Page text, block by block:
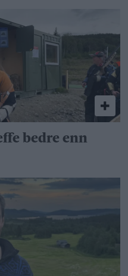
bedre enn